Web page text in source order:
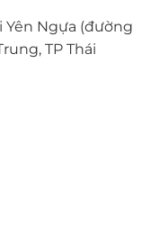
Yên Ngựa (đường
TP Thái